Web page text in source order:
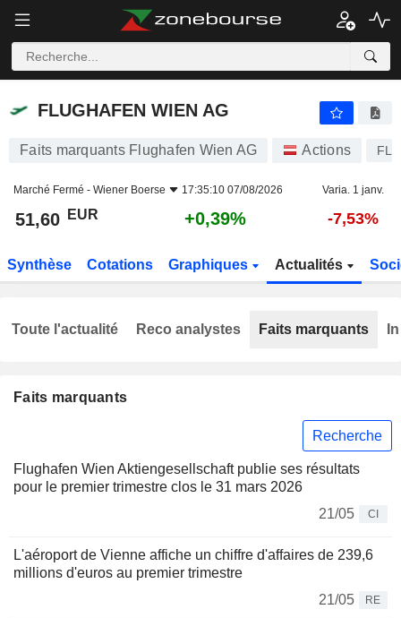
FLUGHAFEN WIEN AG
FLUGHAFEN WIEN AG
Faits marquants Flughafen Wien AG Actions FLU
Marché Fermé - Wiener Boerse 17:35:10 07/08/2026 Varia. 1 janv.
51,60 EUR +0,39% -7,53%
Synthèse Cotations Graphiques Actualités
Faits marquants
Recherche
Flughafen Wien Aktiengesellschaft publie ses résultats
pour le premier trimestre clos le 31 mars 2026
21/05
CI
L'aéroport de Vienne affiche un chiffre d'affaires de 239,6
millions d'euros au premier trimestre
21/05
RE
Toute l'actualité Reco analystes Faits marquants